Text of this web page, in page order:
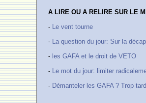
A LIRE OU A RELIRE SUR LE
- Le vent tourne
- La question du jour: Sur la
- les GAFA et le droit de VETO
- Le mot du jour: limiter
- Démanteler les GAFA ? Trop